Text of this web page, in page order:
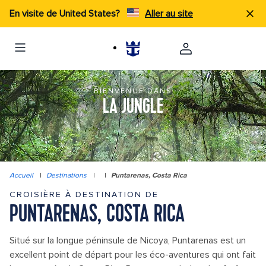
En visite de United States? Aller au site
BIENVENUE DANS
LA JUNGLE
Accueil | Destinations | | Puntarenas, Costa Rica
CROISIÈRE À DESTINATION DE
PUNTARENAS, COSTA RICA
Situé sur la longue péninsule de Nicoya, Puntarenas est un
excellent point de départ pour les éco-aventures qui ont fait